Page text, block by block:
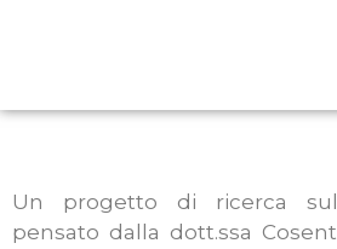
Un progetto di ricerca
pensato dalla dott.ssa